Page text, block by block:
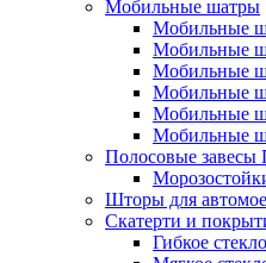
Мобильные шатры
Мобильные
Мобильные
Мобильные
Мобильные
Мобильные
Мобильные
Полосовые
Шторы для
Скатерти и
Гибкое